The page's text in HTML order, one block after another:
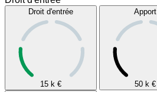
Droit d'entrée
15 k €
Apport
50 k €